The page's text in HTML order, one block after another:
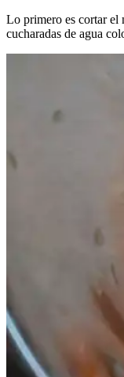
Lo primero es cortar el
cucharadas de agua